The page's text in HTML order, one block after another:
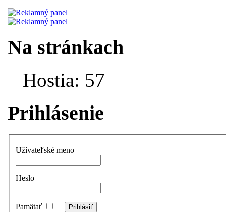
Na stránkach
Hostia: 57
Prihlásenie
Užívateľské meno
Heslo
Pamätať